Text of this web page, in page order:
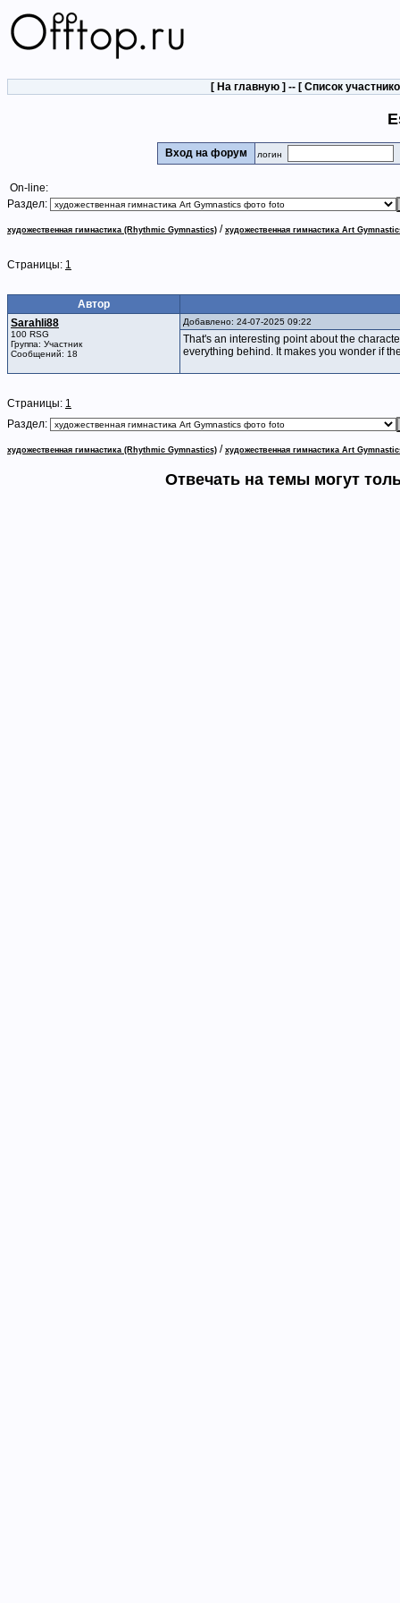
[ На главную ] -- [ Список
Вход на форум логин
On-line:
Раздел:
художественная гимнастика (Rhythmic Gymnastics) / художественная гимнастика Art
Страницы: 1
Автор
Sarahli88
100 RSG
Группа: Участник
Сообщений: 18
Добавлено: 24-07-2025 09:22
That's an interesting point about the
everything behind. It makes you wonder if
Страницы: 1
Раздел:
художественная гимнастика (Rhythmic Gymnastics) / художественная гимнастика Art
Отвечать на темы могут